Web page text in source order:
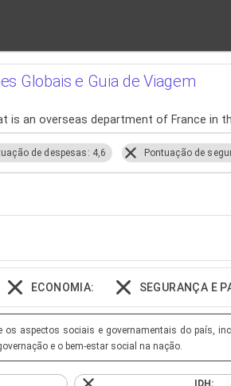
Globais e Guia de Viagem
is an overseas department of France in
de despesas: 4,6 Pontuação de
ECONOMIA: SEGURANÇA E
aspectos sociais e governamentais do país,
e o bem-estar social na nação.
IDH: